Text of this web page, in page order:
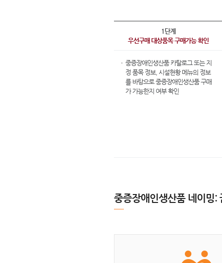
1단계
우선구매 대상품목 구매가능 확인
중증장애인생산품 카탈로그 또는 지
정 품목 정보 시설현황메뉴의 정보
를 바탕으로 중증장애인생산품 구매
가 가능한지 여부 확인
중증장애인생산품 네이밍: